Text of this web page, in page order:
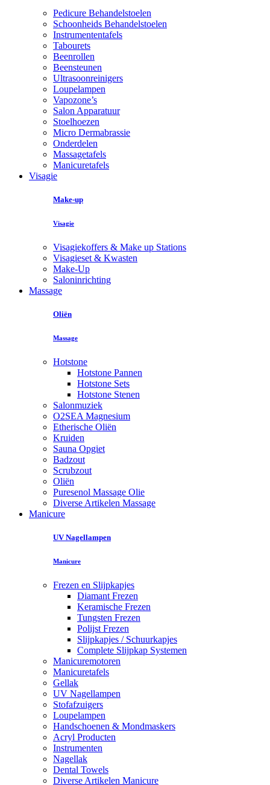
Pedicure Behandelstoelen
Schoonheids Behandelstoelen
Instrumententafels
Tabourets
Beenrollen
Beensteunen
Ultrasoonreinigers
Loupelampen
Vapozone’s
Salon Apparatuur
Stoelhoezen
Micro Dermabrassie
Onderdelen
Massagetafels
Manicuretafels
Visagie
Make-up
Visagie
Visagiekoffers & Make up Stations
Visagieset & Kwasten
Make-Up
Saloninrichting
Massage
Oliën
Massage
Hotstone
Hotstone Pannen
Hotstone Sets
Hotstone Stenen
Salonmuziek
O2SEA Magnesium
Etherische Oliën
Kruiden
Sauna Opgiet
Badzout
Scrubzout
Oliën
Puresenol Massage Olie
Diverse Artikelen Massage
Manicure
UV Nagellampen
Manicure
Frezen en Slijpkapjes
Diamant Frezen
Keramische Frezen
Tungsten Frezen
Polijst Frezen
Slijpkapjes / Schuurkapjes
Complete Slijpkap Systemen
Manicuremotoren
Manicuretafels
Gellak
UV Nagellampen
Stofafzuigers
Loupelampen
Handschoenen & Mondmaskers
Acryl Producten
Instrumenten
Nagellak
Dental Towels
Diverse Artikelen Manicure